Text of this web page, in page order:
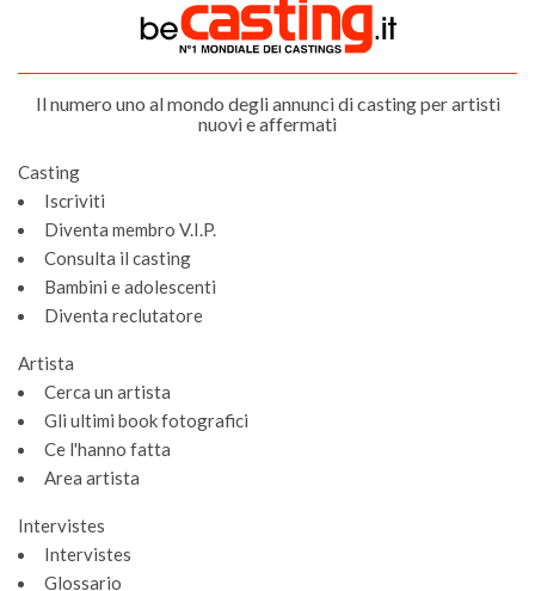
Il numero uno al mondo degli annunci di casting per artisti
nuovi e affermati
Casting
Iscriviti
Diventa membro V.I.P.
Consulta il casting
Bambini e adolescenti
Diventa reclutatore
Artista
Cerca un artista
Gli ultimi book fotografici
Ce l'hanno fatta
Area artista
Intervistes
Intervistes
Glossario